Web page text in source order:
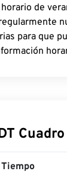
de
para que
Cuadro
Tiempo